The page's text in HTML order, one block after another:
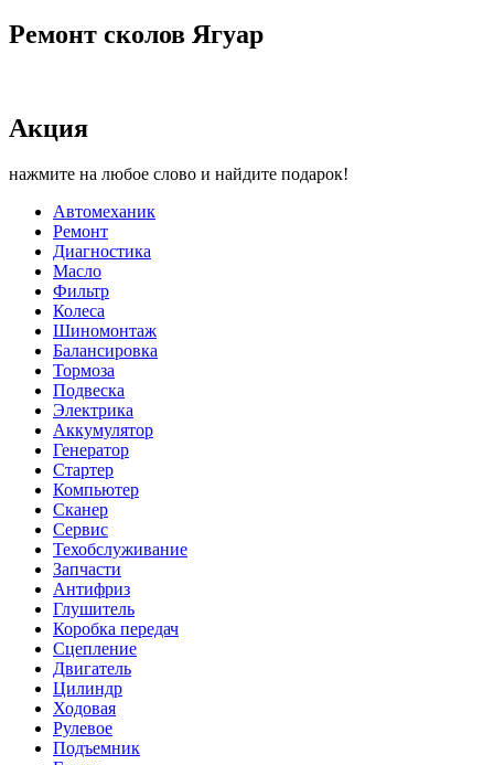
Ремонт сколов Ягуар
Акция
нажмите на любое слово и найдите подарок!
Автомеханик
Ремонт
Диагностика
Масло
Фильтр
Колеса
Шиномонтаж
Балансировка
Тормоза
Подвеска
Электрика
Аккумулятор
Генератор
Стартер
Компьютер
Сканер
Сервис
Техобслуживание
Запчасти
Антифриз
Глушитель
Коробка передач
Сцепление
Двигатель
Цилиндр
Ходовая
Рулевое
Подъемник